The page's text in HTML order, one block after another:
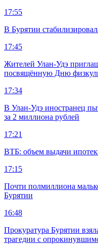
17:55
В Бурятии
17:45
Жителей Улан-Удэ
посвящённую Дню
17:34
В Улан-Удэ иностранец
за 2 миллиона рублей
17:21
ВТБ: объем выдачи
17:15
Почти полмиллиона
Бурятии
16:48
Прокуратура Бурятии
трагедии с